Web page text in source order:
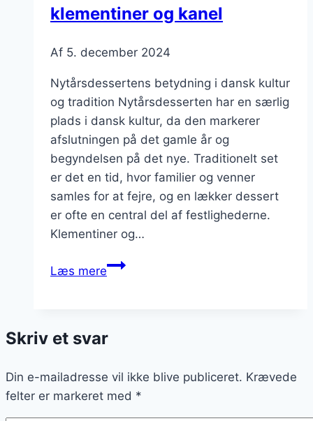
klementiner og kanel
Af 5. december 2024
Nytårsdessertens betydning i dansk kultur
og tradition Nytårsdesserten har en særlig
plads i dansk kultur, da den markerer
afslutningen på det gamle år og
begyndelsen på det nye. Traditionelt set
er det en tid, hvor familier og venner
samles for at fejre, og en lækker dessert
er ofte en central del af festlighederne.
Klementiner og…
Læs mereNytårsdessert
kanel
Skriv et svar
Din e-mailadresse vil ikke blive publiceret. Krævede
felter er markeret med *